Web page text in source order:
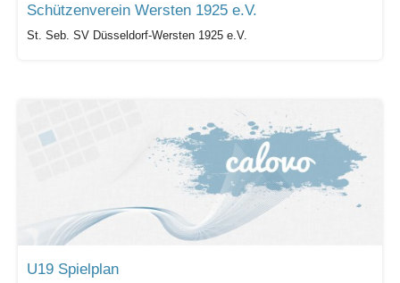
Schützenverein Wersten 1925 e.V.
St. Seb. SV Düsseldorf-Wersten 1925 e.V.
U19 Spielplan